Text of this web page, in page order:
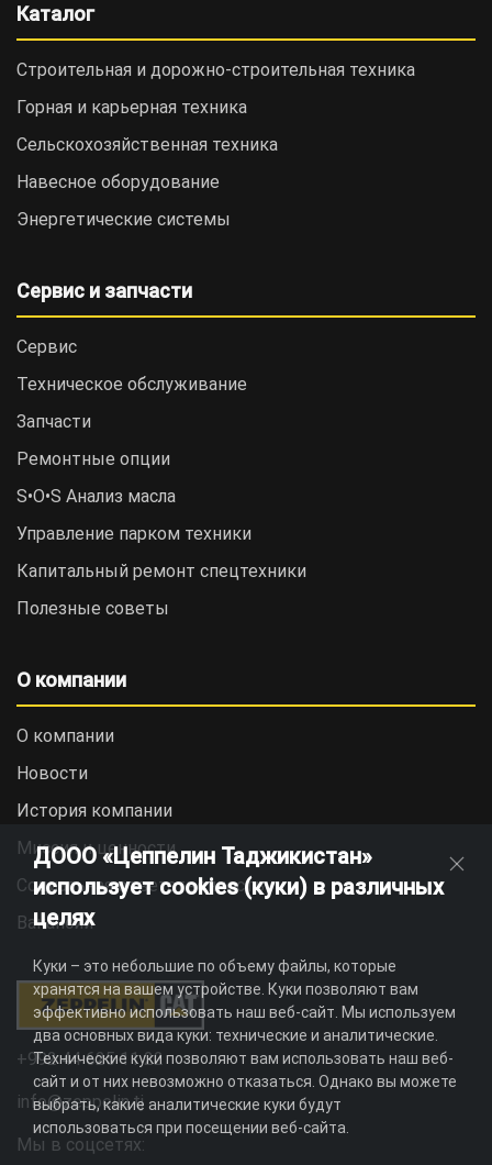
Каталог
Строительная и дорожно-cтроительная техника
Горная и карьерная техника
Сельскохозяйственная техника
Навесное оборудование
Энергетические системы
Сервис и запчасти
Сервис
Техническое обслуживание
Запчасти
Ремонтные опции
S•O•S Анализ масла
Управление парком техники
Капитальный ремонт спецтехники
Полезные советы
О компании
О компании
Новости
История компании
Миссия и ценности
Социальная ответственность
Вакансии
+992 44 625 11 22
info@zeppelin.tj
Мы в соцсетях:
ДООО «Цеппелин Таджикистан»
использует cookies (куки) в различных
целях
Куки – это небольшие по объему файлы, которые
хранятся на вашем устройстве. Куки позволяют вам
эффективно использовать наш веб-сайт. Мы используем
два основных вида куки: технические и аналитические.
Технические куки позволяют вам использовать наш веб-
сайт и от них невозможно отказаться. Однако вы можете
выбрать, какие аналитические куки будут
использоваться при посещении веб-сайта.